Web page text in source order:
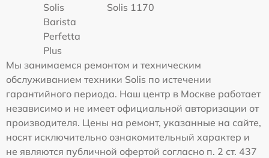
Solis
Barista
Perfetta
Plus
Solis 1170
Мы занимаемся ремонтом и техническим
обслуживанием техники Solis по истечении
гарантийного периода. Наш центр в Москве работает
независимо и не имеет официальной авторизации от
производителя. Цены на ремонт, указанные на сайте,
носят исключительно ознакомительный характер и
не являются публичной офертой согласно п. 2 ст. 437